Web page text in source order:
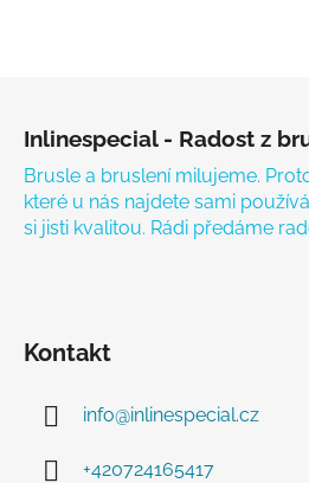
Inlinespecial - Radost z
Brusle a bruslení milujeme.
které u nás najdete sami
si jisti kvalitou. Rádi předáme
Kontakt
info@inlinespecial.cz
+420724165417